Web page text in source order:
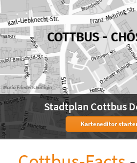
Stadtplan Cottbus
Karteneditor